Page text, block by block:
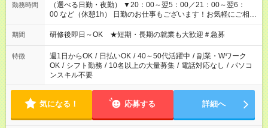
勤務時間
（選べる日勤・夜勤） ▼20：00～翌5：00／21：00～翌6：
00 など（休憩1h） 日勤のお仕事もございます！お気軽にご相談
ください！
期間 研修後即日～OK ★短期・長期の就業も大歓迎＃急募
特徴 週1日からOK / 日払いOK / 40～50代活躍中 / 副業・Wワーク
OK / シフト勤務 / 10名以上の大量募集 / 電話対応なし / パソコ
ンスキル不要
気になる！ 応募する 詳細へ